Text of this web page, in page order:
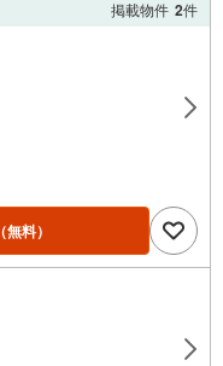
掲載物件 2件
（無料）